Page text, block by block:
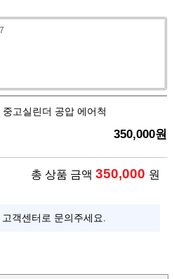
고실린더 공압 에어척
350,000원
총 상품 금액 350,000 원
객센터로 문의주세요.